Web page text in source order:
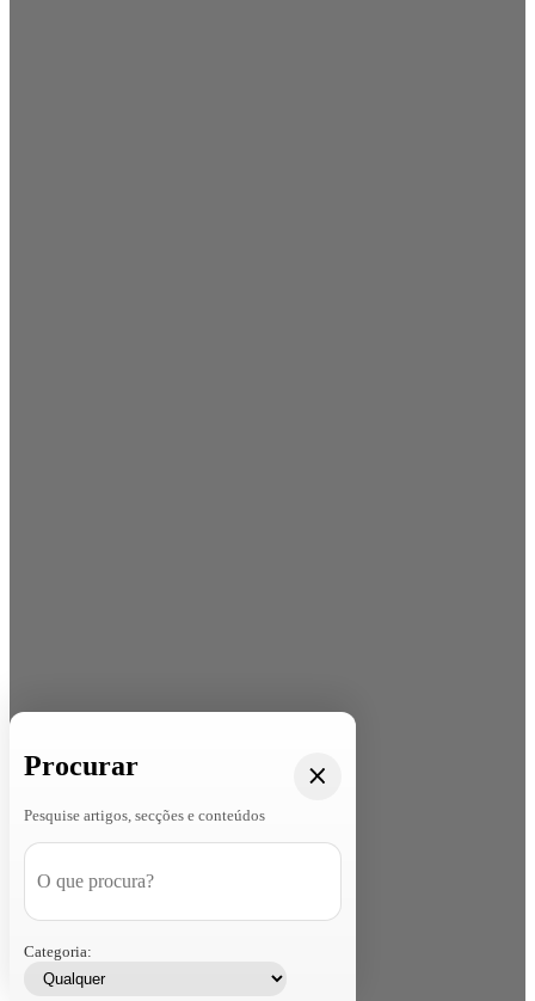
Procurar
Pesquise artigos, secções e conteúdos
Categoria: